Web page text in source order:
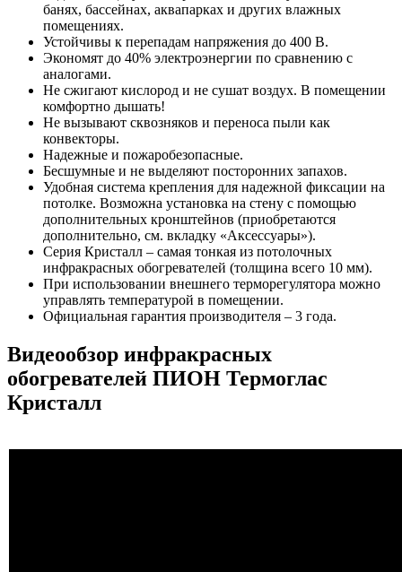
банях, бассейнах, аквапарках и других влажных
помещениях.
Устойчивы к перепадам напряжения до 400 В.
Экономят до 40% электроэнергии по сравнению с
аналогами.
Не сжигают кислород и не сушат воздух. В помещении
комфортно дышать!
Не вызывают сквозняков и переноса пыли как
конвекторы.
Надежные и пожаробезопасные.
Бесшумные и не выделяют посторонних запахов.
Удобная система крепления для надежной фиксации на
потолке. Возможна установка на стену с помощью
дополнительных кронштейнов (приобретаются
дополнительно, см. вкладку «Аксессуары»).
Серия Кристалл – самая тонкая из потолочных
инфракрасных обогревателей (толщина всего 10 мм).
При использовании внешнего терморегулятора можно
управлять температурой в помещении.
Официальная гарантия производителя – 3 года.
Видеообзор инфракрасных
обогревателей ПИОН Термоглас
Кристалл